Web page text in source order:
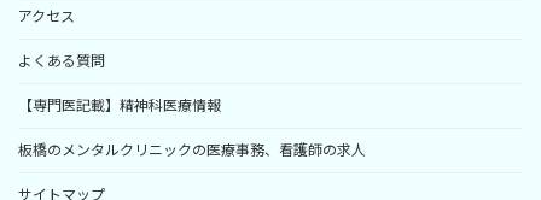
アクセス
よくある質問
【専門医記載】精神科医療情報
板橋のメンタルクリニックの医療事務、看護師の求人
サイトマップ